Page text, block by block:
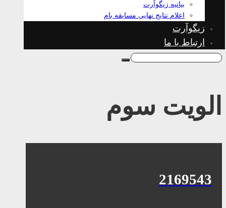
بیانیه زیگوآرت
اعلام نتایج نهایی مسابقه بام
زیگوآرت
ارتباط با ما
الویت سوم
2169543